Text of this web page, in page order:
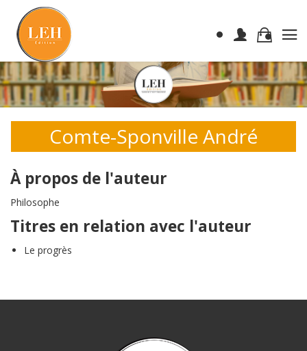
Comte-Sponville André
À propos de l'auteur
Philosophe
Titres en relation avec l'auteur
Le progrès